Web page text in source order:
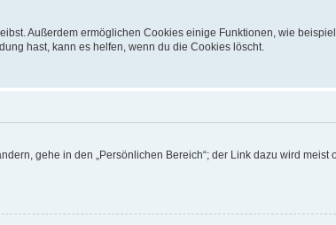
Außerdem ermöglichen Cookies einige Funktionen, wie
hast, kann es helfen, wenn du die Cookies löscht.
gehe in den „Persönlichen Bereich“; der Link dazu wird meist